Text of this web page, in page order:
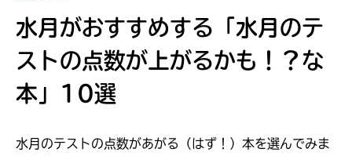
本を飛び出して
みんなとおしゃべり
水月がおすすめする 「水月のテ
ストの点数が上がるかも！？な
本」10選
水月のテストの点数があがる（はず！）本を選んでみま